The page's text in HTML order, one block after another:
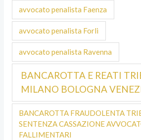
avvocato penalista Faenza
avvocato penalista Forli
avvocato penalista Ravenna
BANCAROTTA E REATI
MILANO BOLOGNA
BANCAROTTA FRAUDOLENTA
SENTENZA CASSAZIONE
FALLIMENTARI